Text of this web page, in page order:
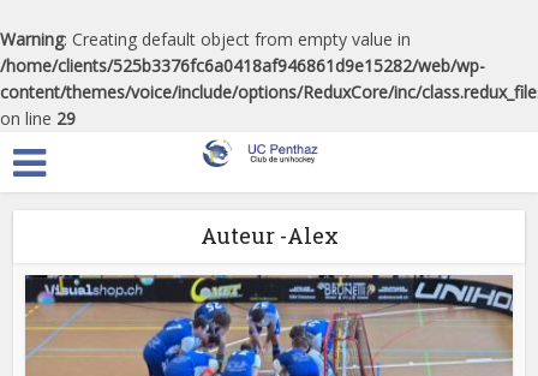
Warning: Creating default object from empty value in
/home/clients/525b3376fc6a0418af946861d9e15282/web/wp-
content/themes/voice/include/options/ReduxCore/inc/
on line 29
Auteur -Alex